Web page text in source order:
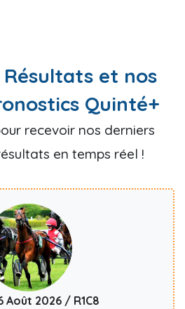
Résultats et nos
Quinté+
recevoir nos derniers
en temps réel !
Août 2026 / R1C8